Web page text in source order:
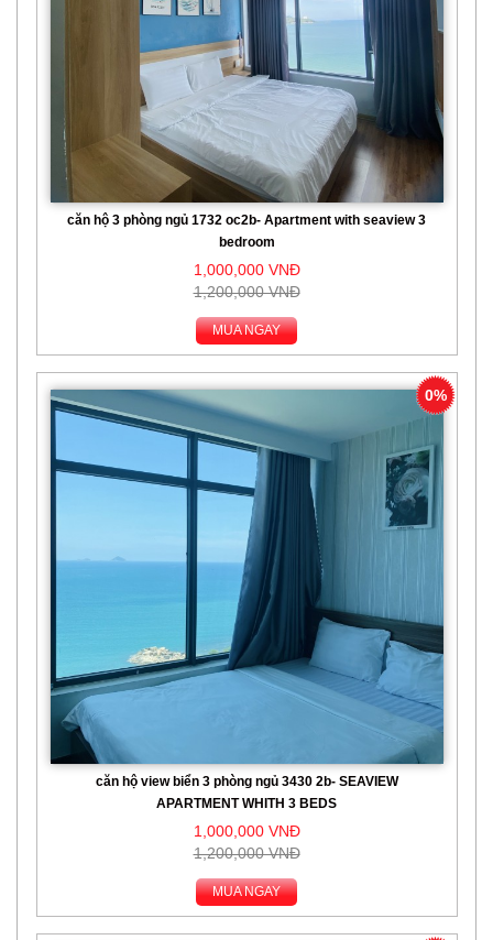
căn hộ 3 phòng ngủ 1732 oc2b- Apartment with seaview 3
bedroom
1,000,000 VNĐ
1,200,000 VNĐ
MUA NGAY
0%
căn hộ view biển 3 phòng ngủ 3430 2b- SEAVIEW
APARTMENT WHITH 3 BEDS
1,000,000 VNĐ
1,200,000 VNĐ
MUA NGAY